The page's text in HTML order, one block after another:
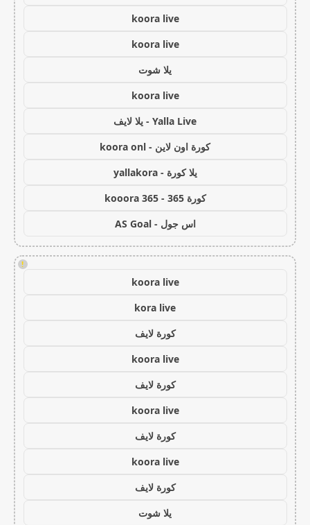
koora live
koora live
يلا شوت
koora live
Yalla Live - يلا لايف
كورة اون لاين - koora onl
يلا كورة - yallakora
كورة 365 - kooora 365
اس جول - AS Goal
!
koora live
kora live
كورة لايف
koora live
كورة لايف
koora live
كورة لايف
koora live
كورة لايف
يلا شوت